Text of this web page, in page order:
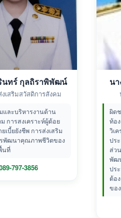
นทร์ กุลถิราพิพัฒน์
เสริมสวัสดิการสังคม
ละบริหารงานด้าน
การสงเคราะห์ผู้ด้อย
เบี้ยยังชีพ การส่งเสริม
พัฒนาคุณภาพชีวิตของ
นที่
797-3856
น
ผิด
ท้อ
วิเ
ปร
ส่ว
พัฒ
ปร
ต้อ
ขอ